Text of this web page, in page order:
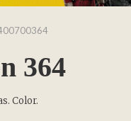
364
Color.